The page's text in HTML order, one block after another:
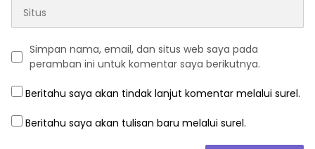
Simpan nama, email, dan situs web saya pada
peramban ini untuk komentar saya berikutnya.
Beritahu saya akan tindak lanjut komentar melalui surel.
Beritahu saya akan tulisan baru melalui surel.